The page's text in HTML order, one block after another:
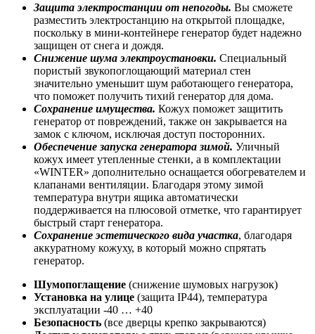
Защита электростанции от непогоды. Вы сможете
разместить электростанцию на открытой площадке,
поскольку в мини-контейнере генератор будет надежно
защищен от снега и дождя.
Снижение шума электроустановки. Специальный
пористый звукопоглощающий материал стен
значительно уменьшит шум работающего генератора,
что поможет получить тихий генератор для дома.
Сохранение имущества. Кожух поможет защитить
генератор от повреждений, также он закрывается на
замок с ключом, исключая доступ посторонних.
Обеспечение запуска генератора зимой. Уличный
кожух имеет утепленные стенки, a в комплектации
«WINTER» дополнительно оснащается обогревателем и
клапанами вентиляции. Благодаря этому зимой
температура внутри ящика автоматически
поддерживается на плюсовой отметке, что гарантирует
быстрый старт генератора.
Сохранение эстетического вида участка, благодаря
аккуратному кожуху, в который можно спрятать
генератор.
Шумопоглащение (снижение шумовых нагрузок)
Установка на улице (защита IP44), температура
эксплуатации -40 … +40
Безопасность (все дверцы крепко закрываются)